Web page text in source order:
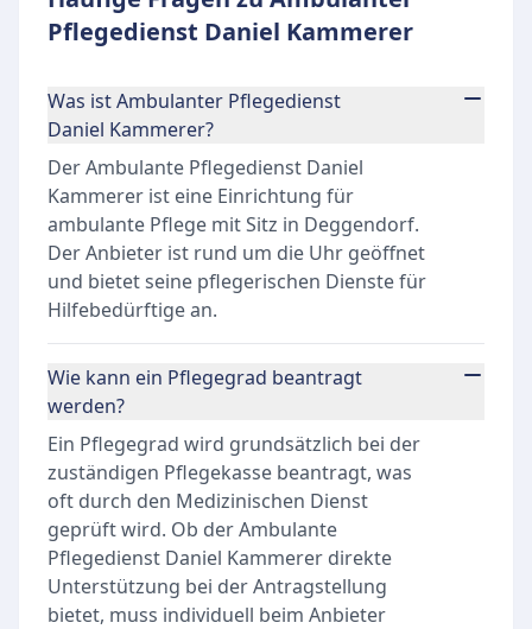
Pflegedienst Daniel Kammerer
Was ist Ambulanter Pflegedienst
Daniel Kammerer?
Der Ambulante Pflegedienst Daniel
Kammerer ist eine Einrichtung für
ambulante Pflege mit Sitz in Deggendorf.
Der Anbieter ist rund um die Uhr geöffnet
und bietet seine pflegerischen Dienste für
Hilfebedürftige an.
Wie kann ein Pflegegrad beantragt
werden?
Ein Pflegegrad wird grundsätzlich bei der
zuständigen Pflegekasse beantragt, was
oft durch den Medizinischen Dienst
geprüft wird. Ob der Ambulante
Pflegedienst Daniel Kammerer direkte
Unterstützung bei der Antragstellung
bietet, muss individuell beim Anbieter